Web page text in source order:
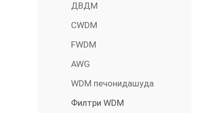
ДВДМ
CWDM
FWDM
AWG
WDM печонидашуда
Филтри WDM